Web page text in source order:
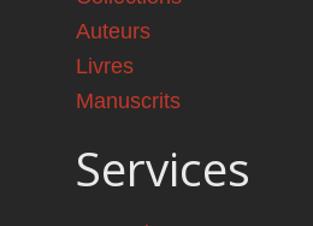
Auteurs
Livres
Manuscrits
Services